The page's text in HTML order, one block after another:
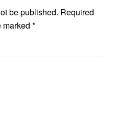
be published. Required
marked *